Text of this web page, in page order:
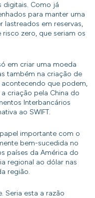
digitais. Como já
para manter uma
lastreados em reservas,
zero, que seriam os
em criar uma moeda
também na criação de
que podem,
criação pela China do
Interbancários
ao SWIFT.
importante com o
bem-sucedida no
países da América do
regional ao dólar nas
região.
Seria esta a razão